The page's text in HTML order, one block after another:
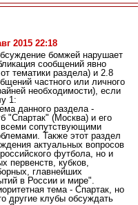
2015 22:18
бомжей нарушает
сообщений явно
тематики раздела) и 2.8
частного или личного
необходимости), если
1:
данного раздела -
"Спартак" (Москва) и его
сопутствующими
Также этот раздел
актуальных вопросов
футбола, но и
первенств, кубков,
главнейших
в России и мире".
тема - Спартак, но
другие клубы обсуждать